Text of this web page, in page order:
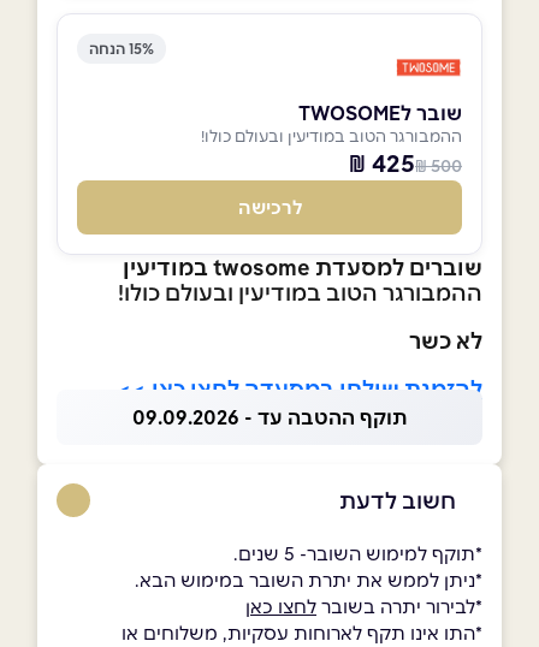
15% הנחה
שובר לTWOSOME
ההמבורגר הטוב במודיעין ובעולם כולו!
500 ₪
425 ₪
לרכישה
שוברים למסעדת twosome במודיעין
ההמבורגר הטוב במודיעין ובעולם כולו!
לא כשר
להזמנת שולחן במסעדה לחצו כאן >>
תוקף ההטבה עד - 09.09.2026
חשוב לדעת
*תוקף למימוש השובר- 5 שנים.
*ניתן לממש את יתרת השובר במימוש הבא.
*לבירור יתרה בשובר לחצו כאן
*התו אינו תקף לארוחות עסקיות, משלוחים או